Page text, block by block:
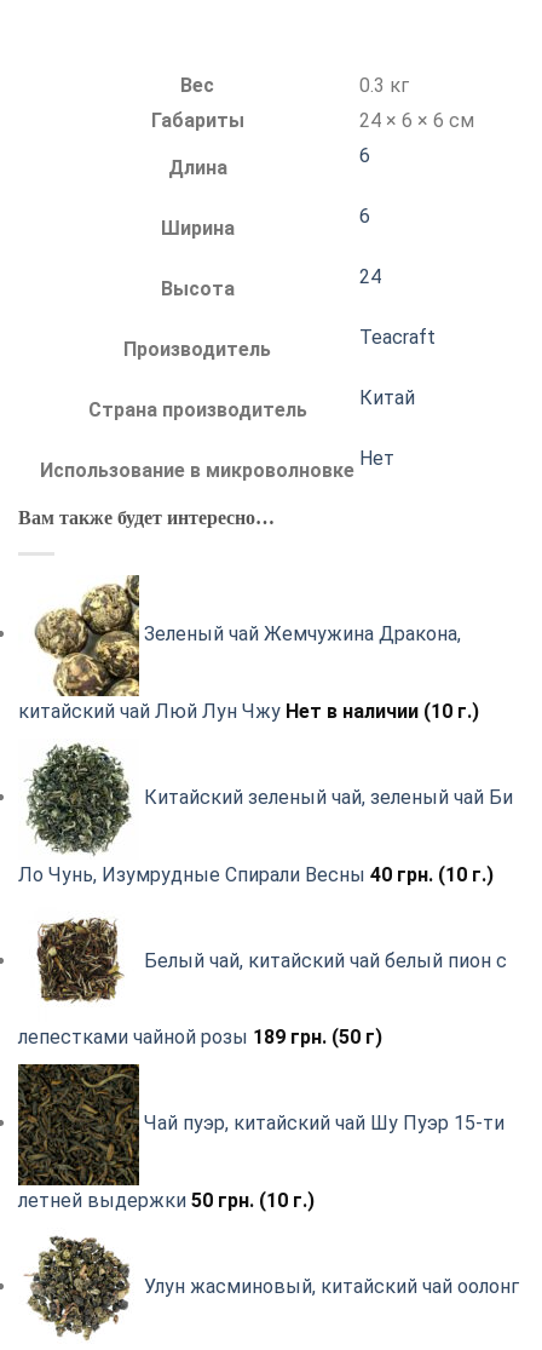
Вес
0.3 кг
Габариты
24 × 6 × 6 см
Длина
6
Ширина
6
Высота
24
Производитель
Teacraft
Страна производитель
Китай
Использование в микроволновке
Нет
Вам также будет интересно…
Зеленый чай Жемчужина Дракона,
китайский чай Люй Лун Чжу Нет в наличии (10 г.)
Китайский зеленый чай, зеленый чай Би
Ло Чунь, Изумрудные Спирали Весны 40 грн. (10 г.)
Белый чай, китайский чай белый пион с
лепестками чайной розы 189 грн. (50 г)
Чай пуэр, китайский чай Шу Пуэр 15-ти
летней выдержки 50 грн. (10 г.)
Улун жасминовый, китайский чай оолонг